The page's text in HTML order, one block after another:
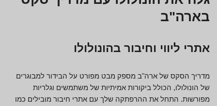
בארה"ב
אתרי ליווי וחיבור בהונולולו
מדריך הסקס של ארה"ב מספק מבט מפורט על הבידור למבוגרים
של הונולולו, הכולל ביקורות אמיתיות של משתמשים וגלריות
מפורשות. התחל את ההרפתקה שלך עם אתרי חיבור מובילים כמו